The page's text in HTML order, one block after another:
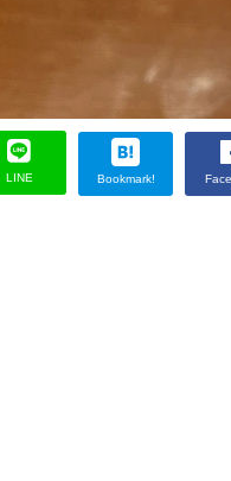
LINE Bookmark!